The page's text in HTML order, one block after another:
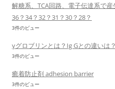
解糖系、TCA回路、電子伝達系で
36？34？32？31？30？28？
3件のビュー
γグロブリンとは？Ig Gとの違いは？
3件のビュー
癒着防止剤 adhesion barrier
3件のビュー